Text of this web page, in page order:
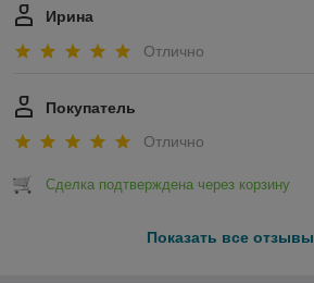
Ирина
Отлично
Покупатель
Отлично
Сделка подтверждена через корзину
Показать все отзывы